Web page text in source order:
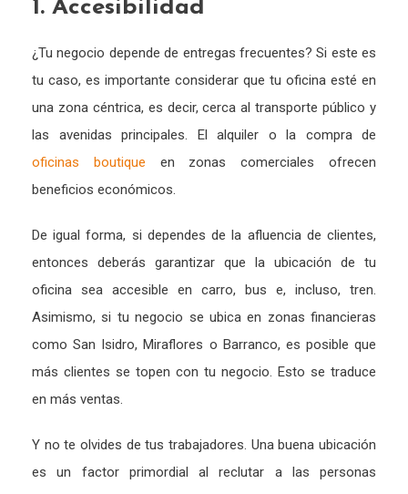
1. Accesibilidad
¿Tu negocio depende de entregas frecuentes? Si este es
tu caso, es importante considerar que tu oficina esté en
una zona céntrica, es decir, cerca al transporte público y
las avenidas principales. El alquiler o la compra de
oficinas boutique en zonas comerciales ofrecen
beneficios económicos.
De igual forma, si dependes de la afluencia de clientes,
entonces deberás garantizar que la ubicación de tu
oficina sea accesible en carro, bus e, incluso, tren.
Asimismo, si tu negocio se ubica en zonas financieras
como San Isidro, Miraflores o Barranco, es posible que
más clientes se topen con tu negocio. Esto se traduce
en más ventas.
Y no te olvides de tus trabajadores. Una buena ubicación
es un factor primordial al reclutar a las personas